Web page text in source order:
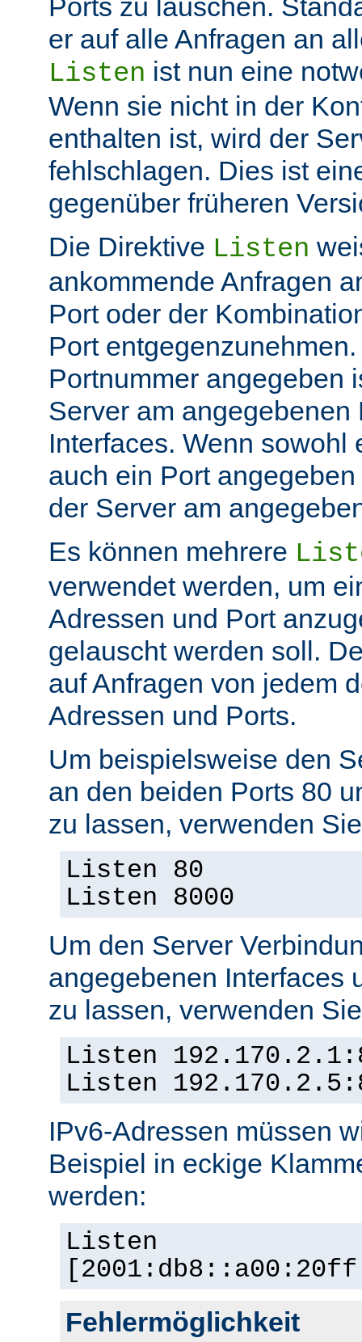
Ports zu lauschen.
er auf alle Anfragen an
Listen ist nun eine
Wenn sie nicht in der
enthalten ist, wird der
fehlschlagen. Dies ist
gegenüber früheren
Die Direktive Listen
ankommende Anfragen
Port oder der
Port
Portnummer angegeben
Server am angegebenen
Interfaces. Wenn sowohl
auch ein Port
der Server am
Es können mehrere
verwendet werden, um
Adressen und Port
gelauscht werden soll.
auf Anfragen von jedem
Adressen und Ports.
Um beispielsweise den
an den beiden Ports 80
zu lassen, verwenden
Listen 80
Listen 8000
Um den Server
angegebenen Interfaces
zu lassen, verwenden
Listen
Listen
IPv6-Adressen müssen
Beispiel in eckige
werden:
Listen
Fehlermöglichkeit